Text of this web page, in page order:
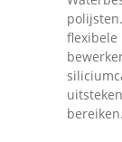
flexibele
bereiken.